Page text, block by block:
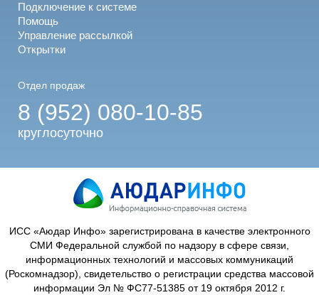
Подключение к системе
Помощь
Управление рассылкой
Открытки
Отдел продаж
8 (952) 080-10-85
круглосуточно
ИСС «Аюдар Инфо» зарегистрирована в качестве электронного
СМИ Федеральной службой по надзору в сфере связи,
информационных технологий и массовых коммуникаций
(Роскомнадзор), свидетельство о регистрации средства массовой
информации Эл № ФС77-51385 от 19 октября 2012 г.